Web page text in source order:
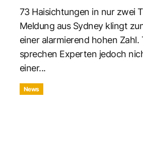
73 Haisichtungen in nur zwei
Meldung aus Sydney klingt
einer alarmierend hohen Zahl.
sprechen Experten jedoch
einer...
News